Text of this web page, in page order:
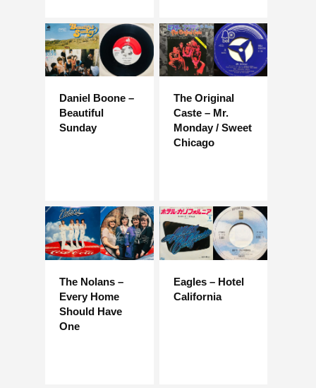
Daniel Boone –
Beautiful
Sunday
The Original
Caste – Mr.
Monday / Sweet
Chicago
The Nolans –
Every Home
Should Have
One
Eagles – Hotel
California